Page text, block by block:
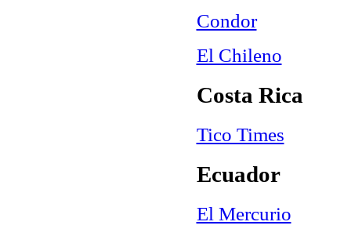
Condor
El Chileno
Costa Rica
Tico Times
Ecuador
El Mercurio